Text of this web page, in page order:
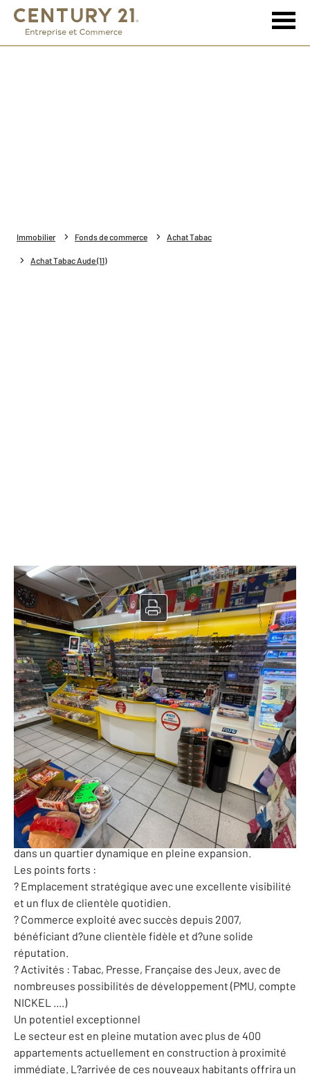
Immobilier Fonds de commerce Achat Tabac
Achat Tabac Aude (11)
Tabac à vendre
145 m2-Aude - 11
Ref: 10227750
370 000 €
PERF (Potentiel de l'Entreprise et Rentabilité Financière)
: 98 946 €
A VENDRE ? TABAC ? PRESSE ? FDJ ? EMPLACEMENT N°1 À
FORT POTENTIEL
Une opportunité rare !
Prenez les clés d?un Tabac ? Presse ? Française des Jeux
idéalement implanté au cœur d?un centre commercial
dans un quartier dynamique en pleine expansion.
Les points forts :
? Emplacement stratégique avec une excellente visibilité
et un flux de clientèle quotidien.
? Commerce exploité avec succès depuis 2007,
bénéficiant d?une clientèle fidèle et d?une solide
réputation.
? Activités : Tabac, Presse, Française des Jeux, avec de
nombreuses possibilités de développement (PMU, compte
NICKEL ....)
Un potentiel exceptionnel
Le secteur est en pleine mutation avec plus de 400
appartements actuellement en construction à proximité
immédiate. L?arrivée de ces nouveaux habitants offrira un